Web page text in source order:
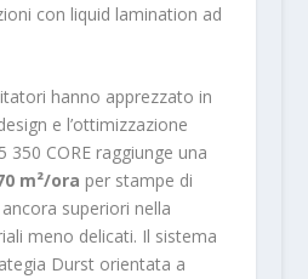
con liquid lamination ad
hanno apprezzato in
e l’ottimizzazione
350 CORE raggiunge una
m²/ora per stampe di
superiori nella
meno delicati. Il sistema
Durst orientata a